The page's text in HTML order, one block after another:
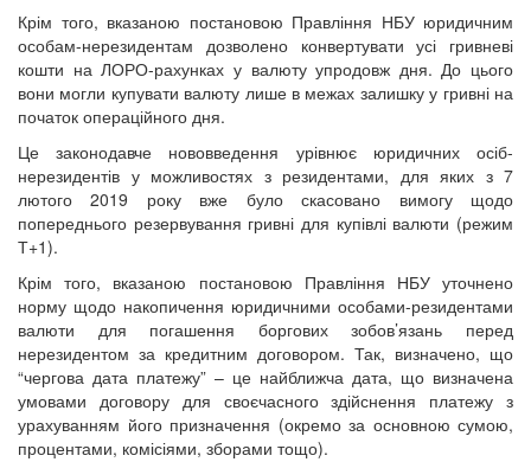
Крім того, вказаною постановою Правління НБУ юридичним
особам-нерезидентам дозволено конвертувати усі гривневі
кошти на ЛОРО-рахунках у валюту упродовж дня. До цього
вони могли купувати валюту лише в межах залишку у гривні на
початок операційного дня.
Це законодавче нововведення урівнює юридичних осіб-
нерезидентів у можливостях з резидентами, для яких з 7
лютого 2019 року вже було скасовано вимогу щодо
попереднього резервування гривні для купівлі валюти (режим
Т+1).
Крім того, вказаною постановою Правління НБУ уточнено
норму щодо накопичення юридичними особами-резидентами
валюти для погашення боргових зобов’язань перед
нерезидентом за кредитним договором. Так, визначено, що
“чергова дата платежу” – це найближча дата, що визначена
умовами договору для своєчасного здійснення платежу з
урахуванням його призначення (окремо за основною сумою,
процентами, комісіями, зборами тощо).